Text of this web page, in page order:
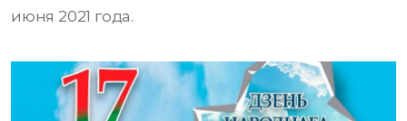
июня 2021 года.